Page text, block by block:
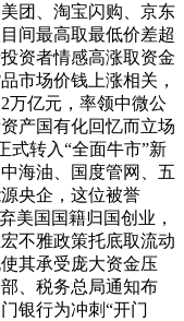
团、淘宝闪购、京东
间最高取最低价差超
资者情感高涨取资金
市场价钱上涨相关，
万亿元，率领中微公
产国有化回忆而立场
式转入“全面牛市”新
海油、国度管网、五
央企，这位被誉
美国国籍归国创业，
不雅政策托底取流动
其承受庞大资金压
、税务总局通知布
银行为冲刺“开门